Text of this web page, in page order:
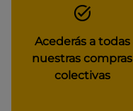
Acederás a todas
nuestras compras
colectivas